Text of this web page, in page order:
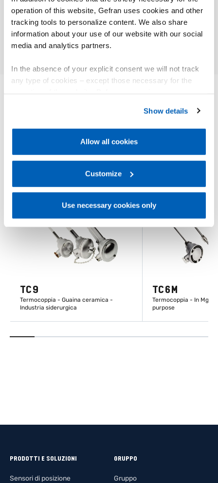
operation of this website, Gefran uses cookies and other
tracking tools to personalize content. We also share
information about your use of our website with our social
media and analytics partners.
In the absence of your explicit consent we will not track
any type of cookies – except those necessary for the
Gefran - Cookie
policy.
regarding processing of personal data, at the following
Gefran - Privacy Policy.
Show details
Allow all cookies
Customize
Use necessary cookies only
Approfondisci
TC9
Termocoppia - Guaina ceramica -
Industria siderurgica
TC6M
Termocoppia - In MgO -
purpose
PRODOTTI E SOLUZIONI
Sensori di posizione
GRUPPO
Gruppo